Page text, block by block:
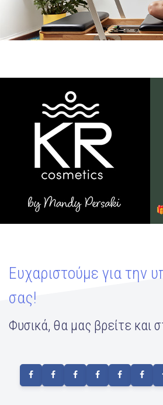
Ευχαριστούμε για την
σας!
Φυσικά, θα μας βρείτε και